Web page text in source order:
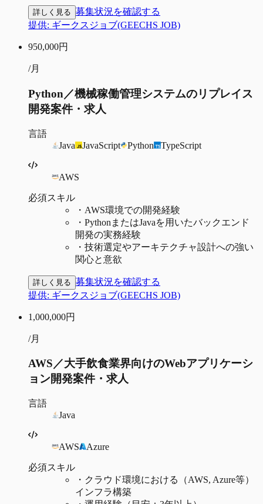
詳しく見る 募集状況を確認する
提供: ギークスジョブ(GEECHS JOB)
950,000円
/月
Python／機械稼働管理システムのリプレイス
開発案件・求人
言語
Java
JavaScript Python TypeScript
AWS
必須スキル
・ AWS環境での開発経験
・ PythonまたはJavaを用いたバックエンド
開発の実務経験
・ 技術選定やアーキテクチャ設計への強い
関心と意欲
詳しく見る 募集状況を確認する
提供: ギークスジョブ(GEECHS JOB)
1,000,000円
/月
AWS／大手飲食業界向けのWebアプリケーシ
ョン開発案件・求人
言語
Java
AWS Azure
必須スキル
・ クラウド環境における（AWS, Azure等）
インフラ構築